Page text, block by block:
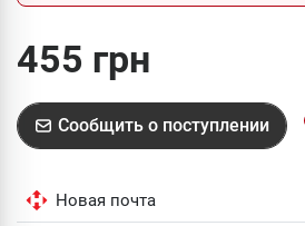
455 грн
Сообщить о поступлении
Новая почта